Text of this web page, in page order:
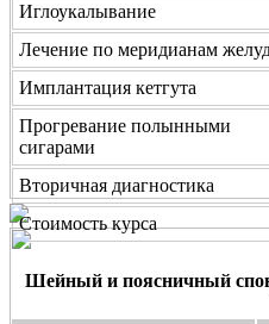
Иглоукалывание
Лечение по меридианам
Имплантация кетгута
Прогревание полынными
сигарами
Вторичная диагностика
Стоимость курса
Шейный и поясничный